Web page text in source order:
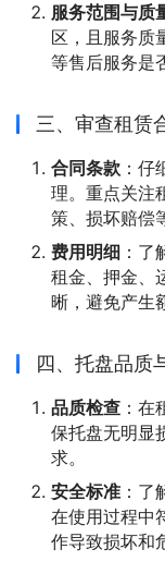
服务范围与质
区，且服务质
等售后服务是
三、审查租赁
合同条款 ：
理。重点关注
策、损坏赔偿
费用明细 ：
租金、押金、
晰，避免产生
四、托盘品质
品质检查 ：
保托盘无明显
求。
安全标准 ：
在使用过程中
作导致损坏和